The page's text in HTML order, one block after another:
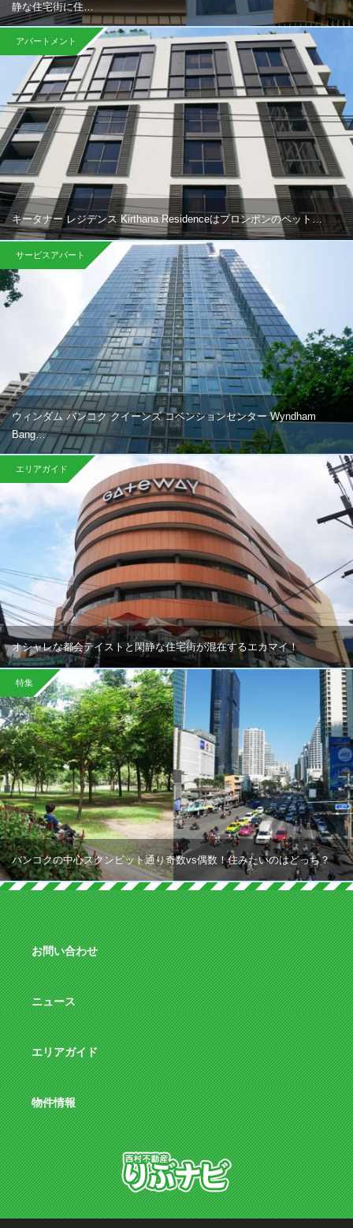
静な住宅街に住…
アパートメント
キータナー レジデンス Kirthana Residenceはプロンポンのペット…
サービスアパート
ウィンダム バンコク クイーンズ コベンションセンター Wyndham
Bang…
エリアガイド
オシャレな都会テイストと閑静な住宅街が混在するエカマイ！
特集
バンコクの中心スクンビット通り奇数vs偶数！住みたいのはどっち？
お問い合わせ
ニュース
エリアガイド
物件情報